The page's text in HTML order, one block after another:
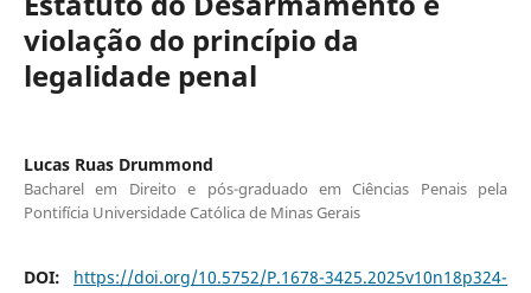
violação do princípio da
legalidade penal
Lucas Ruas Drummond
Bacharel em Direito e pós-graduado em Ciências Penais pela
Pontifícia Universidade Católica de Minas Gerais
DOI: https://doi.org/10.5752/P.1678-3425.2025v10n18p324-